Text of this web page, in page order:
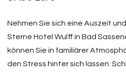
Nehmen Sie sich eine Auszeit
Sterne Hotel Wulff in Bad
können Sie in familiärer
den Stress hinter sich lassen.